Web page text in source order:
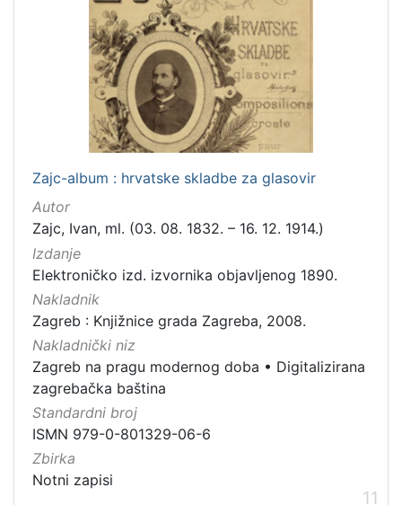
Zajc-album : hrvatske skladbe za glasovir
Autor
Zajc, Ivan, ml. (03. 08. 1832. – 16. 12. 1914.)
Izdanje
Elektroničko izd. izvornika objavljenog 1890.
Nakladnik
Zagreb : Knjižnice grada Zagreba, 2008.
Nakladnički niz
Zagreb na pragu modernog doba • Digitalizirana
zagrebačka baština
Standardni broj
ISMN 979-0-801329-06-6
Zbirka
Notni zapisi
11